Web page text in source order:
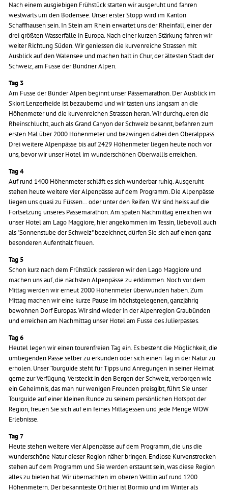
Nach einem ausgiebigen Frühstück starten wir ausgeruht und fahren
westwärts um den Bodensee. Unser erster Stopp wird im Kanton
Schaffhausen sein. In Stein am Rhein erwartet uns der Rheinfall, einer der
drei größten Wasserfälle in Europa. Nach einer kurzen Stärkung fahren wir
weiter Richtung Süden. Wir geniessen die kurvenreiche Strassen mit
Ausblick auf den Walensee und machen halt in Chur, der ältesten Stadt der
Schweiz, am Fusse der Bündner Alpen.
Tag 3
Am Fusse der Bünder Alpen beginnt unser Pässemarathon. Der Ausblick im
Skiort Lenzerheide ist bezaubernd und wir tasten uns langsam an die
Höhenmeter und die kurvenreichen Strassen heran. Wir durchqueren die
Rheinschlucht, auch als Grand Canyon der Schweiz bekannt, befahren zum
ersten Mal über 2000 Höhenmeter und bezwingen dabei den Oberalppass.
Drei weitere Alpenpässe bis auf 2429 Höhenmeter liegen heute noch vor
uns, bevor wir unser Hotel im wunderschönen Oberwallis erreichen.
Tag 4
Auf rund 1400 Höhenmeter schläft es sich wunderbar ruhig. Ausgeruht
stehen heute weitere vier Alpenpässe auf dem Programm. Die Alpenpässe
liegen uns quasi zu Füssen… oder unter den Reifen. Wir sind heiss auf die
Fortsetzung unseres Pässemarathon. Am späten Nachmittag erreichen wir
unser Hotel am Lago Maggiore, hier angekommen im Tessin, liebevoll auch
als "Sonnenstube der Schweiz" bezeichnet, dürfen Sie sich auf einen ganz
besonderen Aufenthalt freuen.
Tag 5
Schon kurz nach dem Frühstück passieren wir den Lago Maggiore und
machen uns auf, die nächsten Alpenpässe zu erklimmen. Noch vor dem
Mittag werden wir erneut 2000 Höhenmeter überwunden haben. Zum
Mittag machen wir eine kurze Pause im höchstgelegenen, ganzjährig
bewohnen Dorf Europas. Wir sind wieder in der Alpenregion Graubünden
und erreichen am Nachmittag unser Hotel am Fusse des Julierpasses.
Tag 6
Heutel legen wir einen tourenfreien Tag ein. Es besteht die Möglichkeit, die
umliegenden Pässe selber zu erkunden oder sich einen Tag in der Natur zu
erholen. Unser Tourguide steht für Tipps und Anregungen in seiner Heimat
gerne zur Verfügung. Versteckt in den Bergen der Schweiz, verborgen wie
ein Geheimnis, das man nur wenigen Freunden preisgibt, führt Sie unser
Tourguide auf einer kleinen Runde zu seinem persönlichen Hotspot der
Region, freuen Sie sich auf ein feines Mittagessen und jede Menge WOW
Erlebnisse.
Tag 7
Heute stehen weitere vier Alpenpässe auf dem Programm, die uns die
wunderschöne Natur dieser Region näher bringen. Endlose Kurvenstrecken
stehen auf dem Programm und Sie werden erstaunt sein, was diese Region
alles zu bieten hat. Wir übernachten im oberen Veltlin auf rund 1200
Höhenmetern. Der bekannteste Ort hier ist Bormio und im Winter als